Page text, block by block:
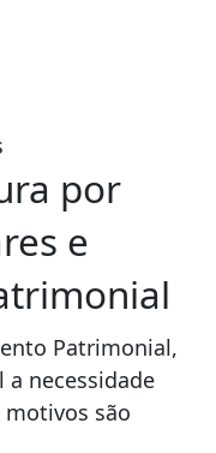
por
e
Patrimonial,
a necessidade
motivos são